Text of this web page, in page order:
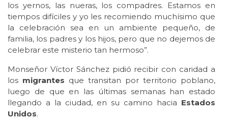
los yernos, las nueras, los compadres. Estamos en
tiempos difíciles y yo les recomiendo muchísimo que
la celebración sea en un ambiente pequeño, de
familia, los padres y los hijos, pero que no dejemos de
celebrar este misterio tan hermoso”.
Monseñor Víctor Sánchez pidió recibir con caridad a
los migrantes que transitan por territorio poblano,
luego de que en las últimas semanas han estado
llegando a la ciudad, en su camino hacia Estados
Unidos.